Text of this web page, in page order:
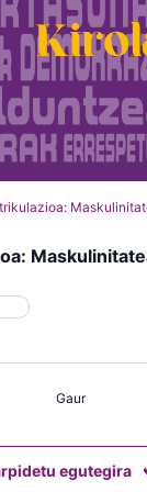
Gaur
egutegira